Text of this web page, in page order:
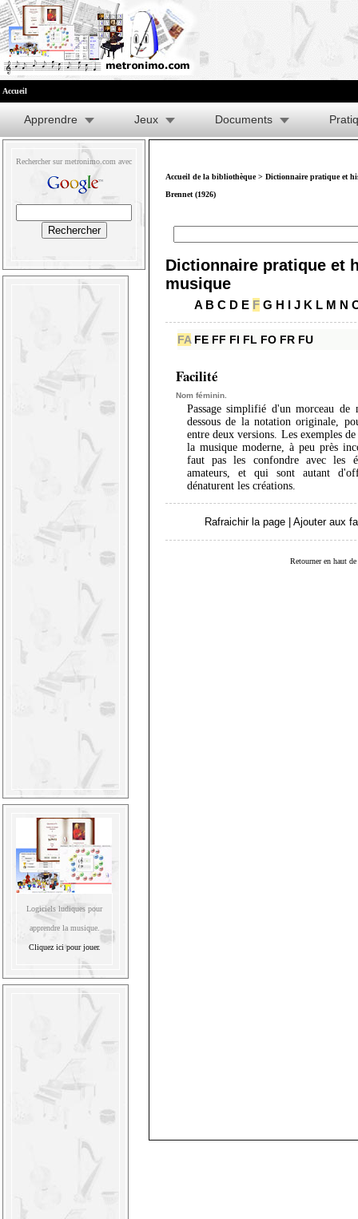
Accueil
Apprendre Jeux Documents
Rechercher sur metronimo.com avec
Logiciels ludiques pour
apprendre la musique.
Cliquez ici pour jouer.
Accueil de la bibliothèque> Dictionnaire pratique et
Brennet (1926)
Dictionnaire pratique et
musique
A B C D E F G H I J K L M N
FA FE FF FI FL FO FR FU
Facilité
Nom féminin.
Passage simplifié d'un morceau de
dessous de la notation originale,
entre deux versions. Les exemples
la musique moderne, à peu près
faut pas les confondre avec les
amateurs, et qui sont autant
dénaturent les créations.
Rafraichir la page Ajouter aux
Retourner en haut de